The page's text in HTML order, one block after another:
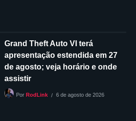
Grand Theft Auto VI terá
apresentação estendida em 27
de agosto; veja horário e onde
assistir
Por RodLink 6 de agosto de 2026